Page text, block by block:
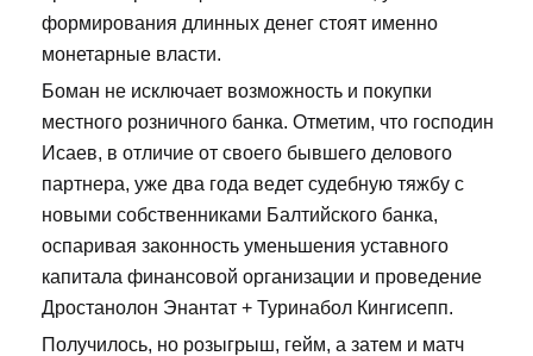
формирования длинных денег стоят именно
монетарные власти.
Боман не исключает возможность и покупки
местного розничного банка. Отметим, что господин
Исаев, в отличие от своего бывшего делового
партнера, уже два года ведет судебную тяжбу с
новыми собственниками Балтийского банка,
оспаривая законность уменьшения уставного
капитала финансовой организации и проведение
Дростанолон Энантат + Туринабол Кингисепп.
Получилось, но розыгрыш, гейм, а затем и матч